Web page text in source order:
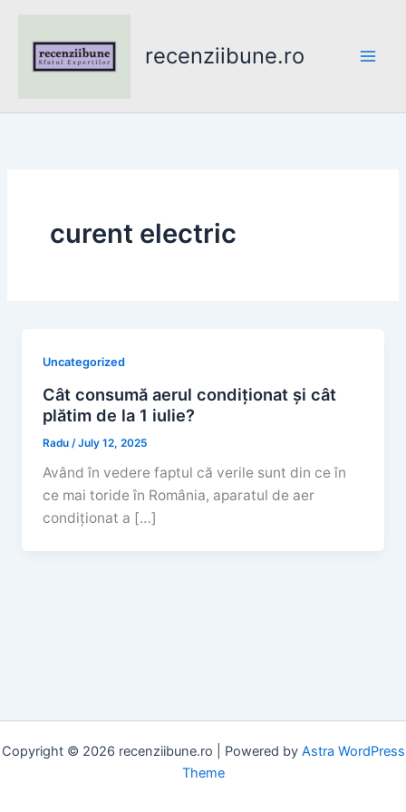
content
recenziibune.ro
curent electric
Uncategorized
Cât consumă aerul condiționat și cât
plătim de la 1 iulie?
Radu /July 12, 2025
Având în vedere faptul că verile sunt din ce în
ce mai toride în România, aparatul de aer
condiționat a […]
Copyright © 2026 recenziibune.ro | Powered by Astra WordPress
Theme